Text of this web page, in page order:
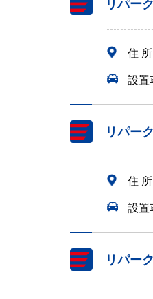
リパー
住 所
設置
リパー
住 所
設置
リパー